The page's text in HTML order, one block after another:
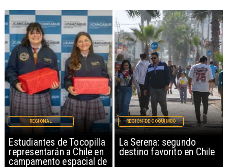
La Serena: segundo
destino favorito en Chile
REGIÓN DE COQUIMBO
Preocupación por venta
de leche materna en
REGIÓN DE COQUIMBO